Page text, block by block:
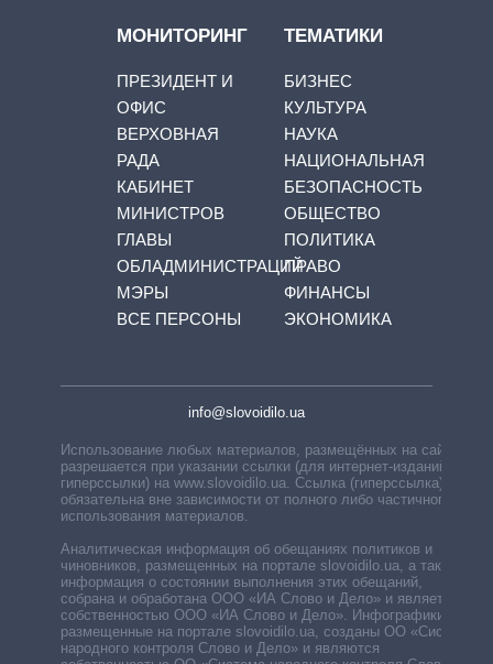
МОНИТОРИНГ
ПРЕЗИДЕНТ И
ОФИС
ВЕРХОВНАЯ
РАДА
КАБИНЕТ
МИНИСТРОВ
ГЛАВЫ
ОБЛАДМИНИСТРАЦИЙ
МЭРЫ
ВСЕ ПЕРСОНЫ
ТЕМАТИКИ
БИЗНЕС
КУЛЬТУРА
НАУКА
НАЦИОНАЛЬНАЯ
БЕЗОПАСНОСТЬ
ОБЩЕСТВО
ПОЛИТИКА
ПРАВО
ФИНАНСЫ
ЭКОНОМИКА
info@slovoidilo.ua
Использование любых материалов, размещённых на сайте,
разрешается при указании ссылки (для интернет-изданий —
гиперссылки) на www.slovoidilo.ua. Ссылка (гиперссылка)
обязательна вне зависимости от полного либо частичного
использования материалов.
Аналитическая информация об обещаниях политиков и
чиновников, размещенных на портале slovoidilo.ua, а также
информация о состоянии выполнения этих обещаний,
собрана и обработана ООО «ИА Слово и Дело» и является
собственностью ООО «ИА Слово и Дело». Инфографики,
размещенные на портале slovoidilo.ua, созданы ОО «Система
народного контроля Слово и Дело» и являются